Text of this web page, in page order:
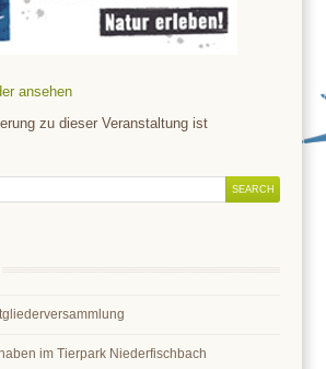
ansehen
zu dieser Veranstaltung ist
im Tierpark Niederfischbach